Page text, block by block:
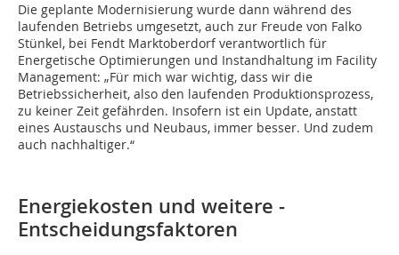
Die geplante Modernisierung wurde dann während des
laufenden Betriebs umgesetzt, auch zur Freude von Falko
Stünkel, bei Fendt Marktoberdorf verantwortlich für
Energetische Optimierungen und Instandhaltung im Facility
Management: „Für mich war wichtig, dass wir die
Betriebssicherheit, also den laufenden Produktionsprozess,
zu keiner Zeit gefährden. Insofern ist ein Update, anstatt
eines Austauschs und Neubaus, immer besser. Und zudem
auch nachhaltiger.“
Energiekosten und weitere ­
Entscheidungsfaktoren